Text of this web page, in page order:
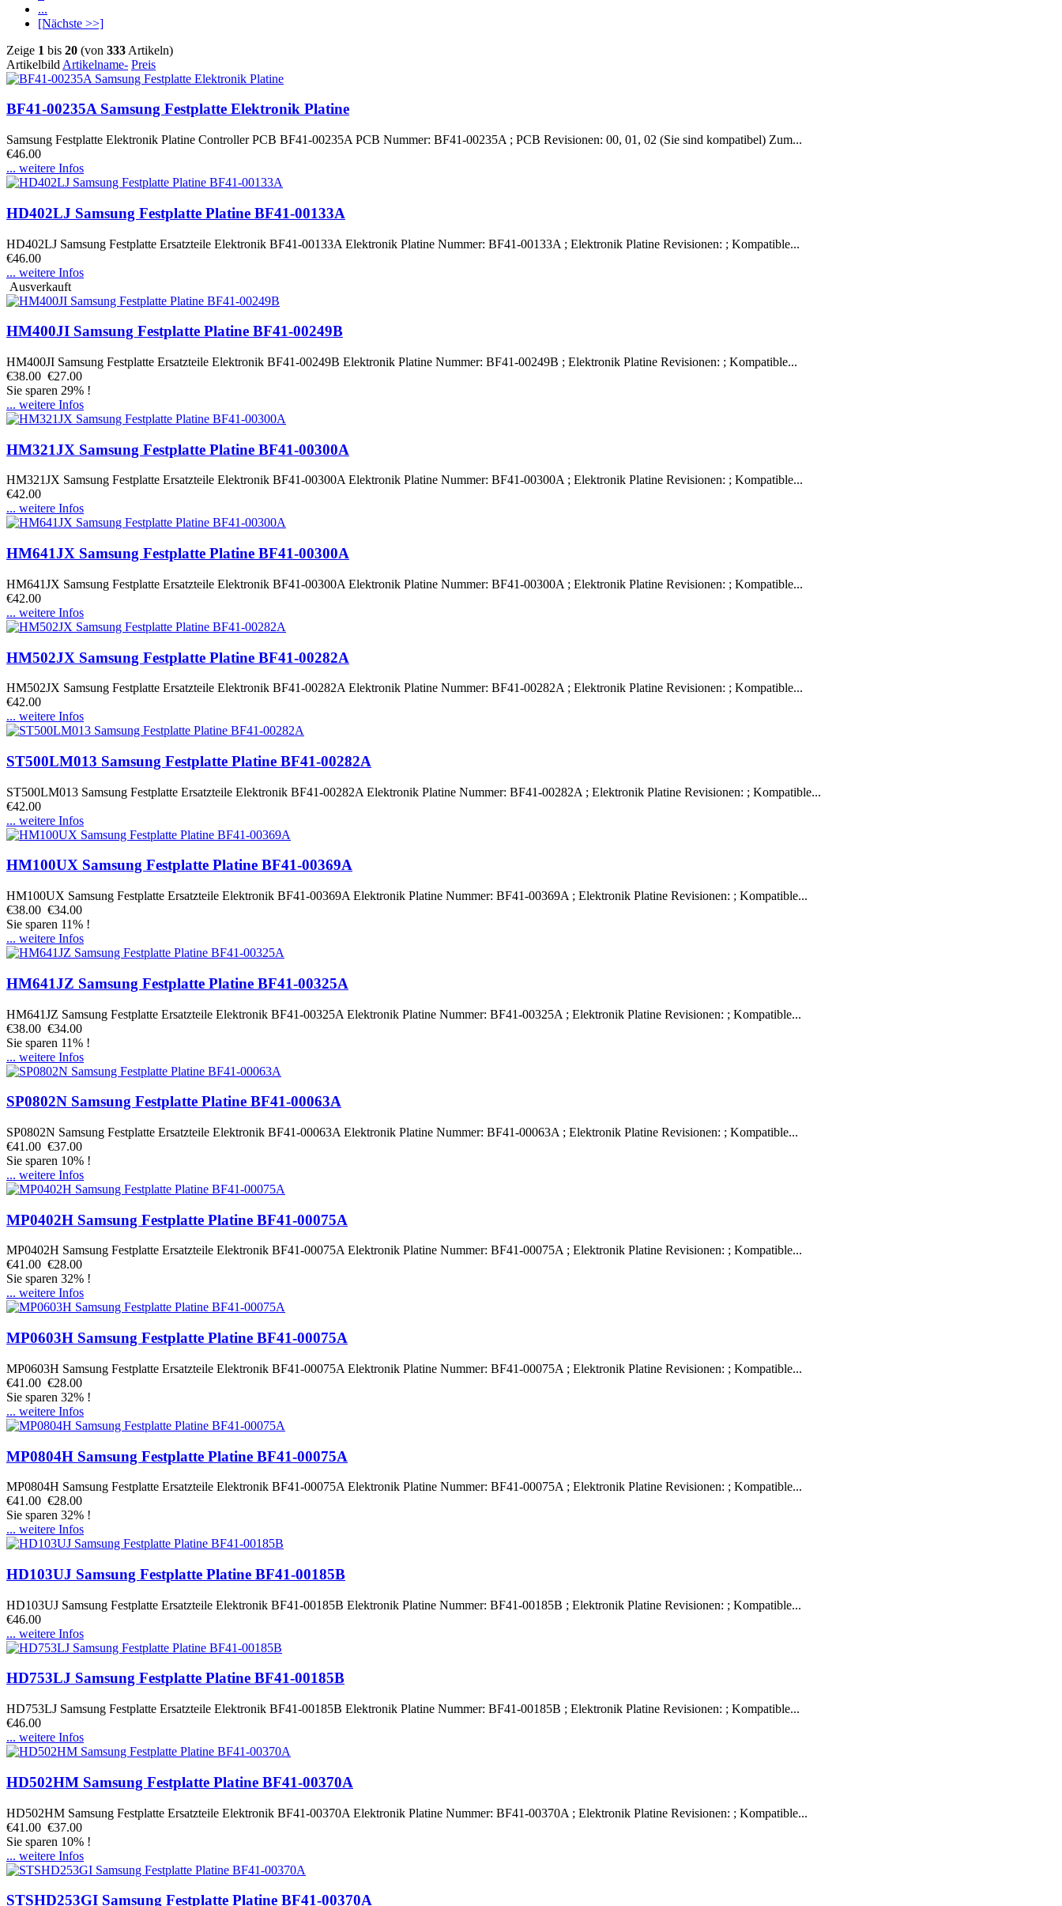
...
[Nächste >>]
Zeige 1 bis 20 (von 333 Artikeln)
Artikelbild Artikelname- Preis
BF41-00235A Samsung Festplatte Elektronik Platine
Samsung Festplatte Elektronik Platine Controller PCB BF41-00235A PCB Nummer: BF41-00235A ; PCB Revisionen: 00, 01, 02 (Sie sind kompatibel) Zum...
€46.00
... weitere Infos
HD402LJ Samsung Festplatte Platine BF41-00133A
HD402LJ Samsung Festplatte Ersatzteile Elektronik BF41-00133A Elektronik Platine Nummer: BF41-00133A ; Elektronik Platine Revisionen: ; Kompatible...
€46.00
... weitere Infos
Ausverkauft
HM400JI Samsung Festplatte Platine BF41-00249B
HM400JI Samsung Festplatte Ersatzteile Elektronik BF41-00249B Elektronik Platine Nummer: BF41-00249B ; Elektronik Platine Revisionen: ; Kompatible...
€38.00 €27.00
Sie sparen 29% !
... weitere Infos
HM321JX Samsung Festplatte Platine BF41-00300A
HM321JX Samsung Festplatte Ersatzteile Elektronik BF41-00300A Elektronik Platine Nummer: BF41-00300A ; Elektronik Platine Revisionen: ; Kompatible...
€42.00
... weitere Infos
HM641JX Samsung Festplatte Platine BF41-00300A
HM641JX Samsung Festplatte Ersatzteile Elektronik BF41-00300A Elektronik Platine Nummer: BF41-00300A ; Elektronik Platine Revisionen: ; Kompatible...
€42.00
... weitere Infos
HM502JX Samsung Festplatte Platine BF41-00282A
HM502JX Samsung Festplatte Ersatzteile Elektronik BF41-00282A Elektronik Platine Nummer: BF41-00282A ; Elektronik Platine Revisionen: ; Kompatible...
€42.00
... weitere Infos
ST500LM013 Samsung Festplatte Platine BF41-00282A
ST500LM013 Samsung Festplatte Ersatzteile Elektronik BF41-00282A Elektronik Platine Nummer: BF41-00282A ; Elektronik Platine Revisionen: ; Kompatible...
€42.00
... weitere Infos
HM100UX Samsung Festplatte Platine BF41-00369A
HM100UX Samsung Festplatte Ersatzteile Elektronik BF41-00369A Elektronik Platine Nummer: BF41-00369A ; Elektronik Platine Revisionen: ; Kompatible...
€38.00 €34.00
Sie sparen 11% !
... weitere Infos
HM641JZ Samsung Festplatte Platine BF41-00325A
HM641JZ Samsung Festplatte Ersatzteile Elektronik BF41-00325A Elektronik Platine Nummer: BF41-00325A ; Elektronik Platine Revisionen: ; Kompatible...
€38.00 €34.00
Sie sparen 11% !
... weitere Infos
SP0802N Samsung Festplatte Platine BF41-00063A
SP0802N Samsung Festplatte Ersatzteile Elektronik BF41-00063A Elektronik Platine Nummer: BF41-00063A ; Elektronik Platine Revisionen: ; Kompatible...
€41.00 €37.00
Sie sparen 10% !
... weitere Infos
MP0402H Samsung Festplatte Platine BF41-00075A
MP0402H Samsung Festplatte Ersatzteile Elektronik BF41-00075A Elektronik Platine Nummer: BF41-00075A ; Elektronik Platine Revisionen: ; Kompatible...
€41.00 €28.00
Sie sparen 32% !
... weitere Infos
MP0603H Samsung Festplatte Platine BF41-00075A
MP0603H Samsung Festplatte Ersatzteile Elektronik BF41-00075A Elektronik Platine Nummer: BF41-00075A ; Elektronik Platine Revisionen: ; Kompatible...
€41.00 €28.00
Sie sparen 32% !
... weitere Infos
MP0804H Samsung Festplatte Platine BF41-00075A
MP0804H Samsung Festplatte Ersatzteile Elektronik BF41-00075A Elektronik Platine Nummer: BF41-00075A ; Elektronik Platine Revisionen: ; Kompatible...
€41.00 €28.00
Sie sparen 32% !
... weitere Infos
HD103UJ Samsung Festplatte Platine BF41-00185B
HD103UJ Samsung Festplatte Ersatzteile Elektronik BF41-00185B Elektronik Platine Nummer: BF41-00185B ; Elektronik Platine Revisionen: ; Kompatible...
€46.00
... weitere Infos
HD753LJ Samsung Festplatte Platine BF41-00185B
HD753LJ Samsung Festplatte Ersatzteile Elektronik BF41-00185B Elektronik Platine Nummer: BF41-00185B ; Elektronik Platine Revisionen: ; Kompatible...
€46.00
... weitere Infos
HD502HM Samsung Festplatte Platine BF41-00370A
HD502HM Samsung Festplatte Ersatzteile Elektronik BF41-00370A Elektronik Platine Nummer: BF41-00370A ; Elektronik Platine Revisionen: ; Kompatible...
€41.00 €37.00
Sie sparen 10% !
... weitere Infos
STSHD253GI Samsung Festplatte Platine BF41-00370A